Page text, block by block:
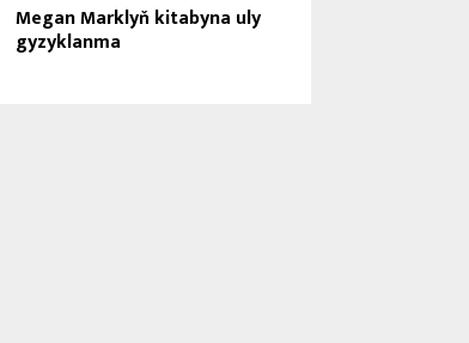
Megan Marklyň kitabyna uly
gyzyklanma